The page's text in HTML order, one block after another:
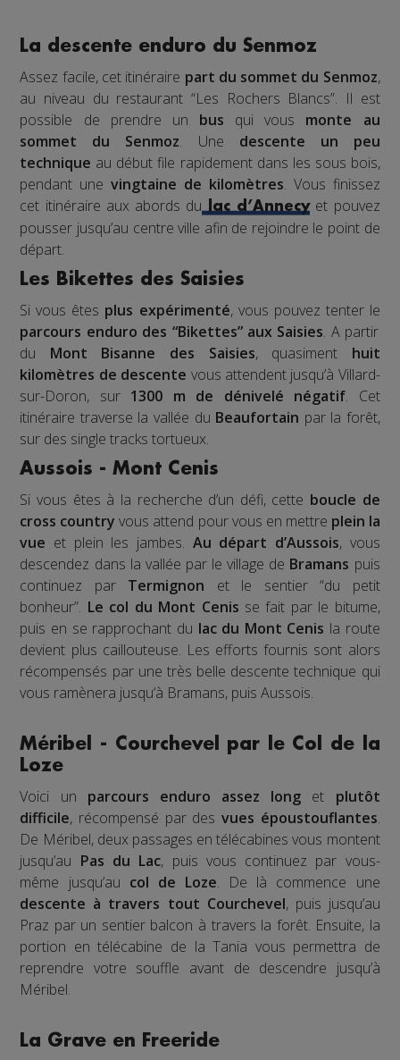
La descente enduro du Senmoz
Assez facile, cet itinéraire part du sommet du Senmoz,
au niveau du restaurant “Les Rochers Blancs”. Il est
possible de prendre un bus qui vous monte au
sommet du Senmoz. Une descente un peu
technique au début file rapidement dans les sous bois,
pendant unevingtaine de kilomètres. Vous finissez
cet itinéraire aux abords du lac d’Annecyet pouvez
pousser jusqu’au centre ville afin de rejoindre le point de
départ.
Les Bikettes des Saisies
Si vous êtes plus expérimenté, vous pouvez tenter le
parcours enduro des “Bikettes” aux Saisies. A partir
du Mont Bisanne des Saisies, quasiment huit
kilomètres de descente vous attendent jusqu’à Villard-
sur-Doron, sur 1300 m de dénivelé négatif. Cet
itinéraire traverse la vallée du Beaufortain par la forêt,
sur des single tracks tortueux.
Aussois - Mont Cenis
Si vous êtes à la recherche d’un défi, cette boucle de
cross country vous attend pour vous en mettre plein la
vue et plein les jambes. Au départ d’Aussois, vous
descendez dans la vallée par le village de Bramans puis
continuez par Termignon et le sentier “du petit
bonheur”. Le col du Mont Cenis se fait par le bitume,
puis en se rapprochant du lac du Mont Cenis la route
devient plus caillouteuse. Les efforts fournis sont alors
récompensés par une très belle descente technique qui
vous ramènera jusqu’à Bramans, puis Aussois.
Méribel - Courchevel par le Col de la
Loze
Voici un parcours enduro assez long et plutôt
difficile, récompensé par des vues époustouflantes.
De Méribel, deux passages en télécabines vous montent
jusqu’au Pas du Lac, puis vous continuez par vous-
même jusqu’au col de Loze. De là commence une
descente à travers tout Courchevel, puis jusqu’au
Praz par un sentier balcon à travers la forêt. Ensuite, la
portion en télécabine de la Tania vous permettra de
reprendre votre souffle avant de descendre jusqu’à
Méribel.
La Grave en Freeride